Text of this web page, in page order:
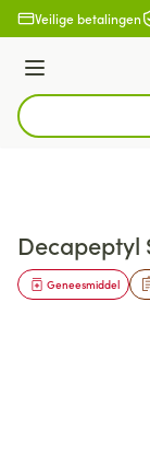
Ga naar de inhoud
Veilige betalingen
Menu
Product, merk,
Decapeptyl
Geneesmiddel